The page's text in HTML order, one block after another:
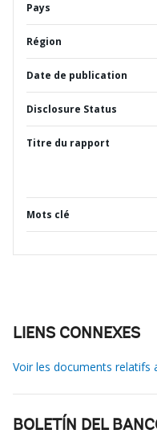
Pays
Région
Date de publication
Disclosure Status
Titre du rapport
Mots clé
LIENS CONNEXES
Voir les documents relatifs
BOLETÍN DEL